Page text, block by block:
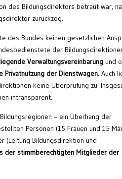
des Bildungsdirektors betraut war,
zurückzog.
des Bundes keinen gesetzlichen
der
Verwaltungsvereinbarung und
Privatnutzung der Dienstwagen. Auch
keine Überprüfung zu.
intransparent.
– ein Überhang der
Personen (15 Frauen und 15
(Leitung Bildungsdirektion und
der stimmberechtigten Mitglieder der